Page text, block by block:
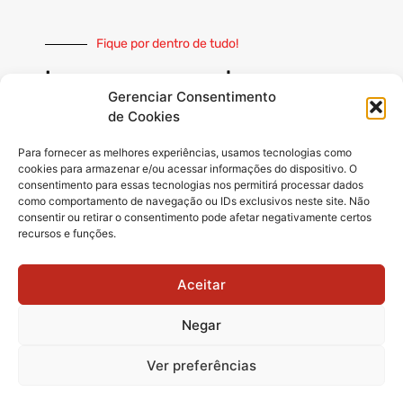
Gerenciar Consentimento
de Cookies
Para fornecer as melhores experiências, usamos tecnologias como
cookies para armazenar e/ou acessar informações do dispositivo. O
consentimento para essas tecnologias nos permitirá processar dados
como comportamento de navegação ou IDs exclusivos neste site. Não
consentir ou retirar o consentimento pode afetar negativamente certos
recursos e funções.
Aceitar
Negar
Ver preferências
Fique por dentro de tudo!
Inscreva-se e receba nossas
notícias sempre atualizadas
INSCREVER